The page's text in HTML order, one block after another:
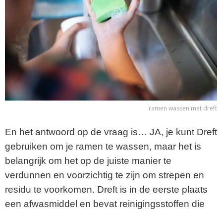
ramen wassen met dreft
En het antwoord op de vraag is… JA, je kunt Dreft
gebruiken om je ramen te wassen, maar het is
belangrijk om het op de juiste manier te
verdunnen en voorzichtig te zijn om strepen en
residu te voorkomen. Dreft is in de eerste plaats
een afwasmiddel en bevat reinigingsstoffen die